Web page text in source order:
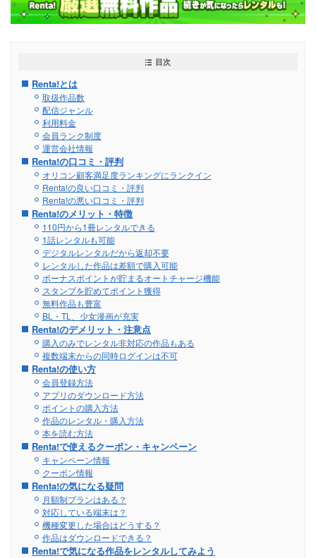
目次
Renta!とは
取扱作品数
配信ジャンル
利用料金
会員ランク制度
運営会社情報
Renta!の口コミ・評判
オリコン顧客満足度ランキングにランクイン
Renta!の良い口コミ・評判
Renta!の悪い口コミ・評判
Renta!のメリット・特徴
110円から1冊レンタルできる
1話レンタルも可能
デジタルレンタルだから返却不要
レンタルした作品は差額で購入可能
ボーナスポイントが貯まるオートチャージ機能
スタンプを貯めてポイント獲得
無料作品も豊富
BL・TL、少女漫画が充実
Renta!のデメリット・注意点
購入のみでレンタル非対応の作品もある
複数端末からの同時ログインは不可
Renta!の使い方
会員登録方法
アプリのダウンロード方法
ポイントの購入方法
作品のレンタル・購入方法
本を読む方法
Renta!で使えるクーポン・キャンペーン
キャンペーン情報
クーポン情報
Renta!の気になる疑問
月額制プランはある？
対応している端末は？
機種変更した場合はどうする？
作品はダウンロードできる？
Renta!で気になる作品をレンタルしてみよう